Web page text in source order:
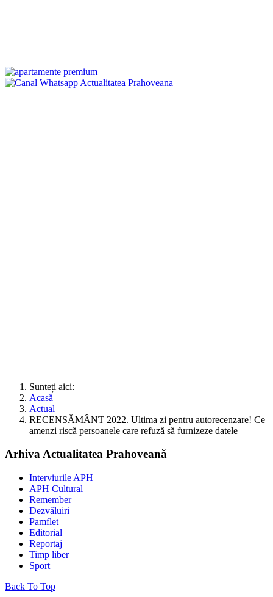
Sunteți aici:
Acasă
Actual
RECENSĂMÂNT 2022. Ultima zi pentru autorecenzare! Ce
amenzi riscă persoanele care refuză să furnizeze datele
Arhiva Actualitatea Prahoveană
Interviurile APH
APH Cultural
Remember
Dezvăluiri
Pamflet
Editorial
Reportaj
Timp liber
Sport
Back To Top